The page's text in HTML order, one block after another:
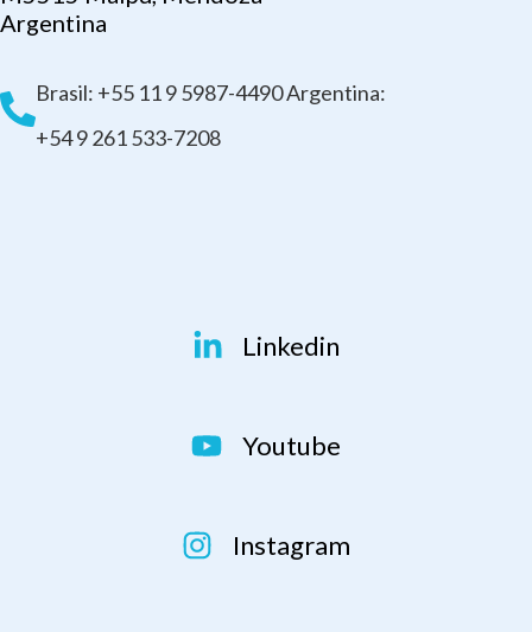
Argentina
Brasil: +55 11 9 5987-4490 Argentina:
+54 9 261 533-7208
Linkedin
Youtube
Instagram